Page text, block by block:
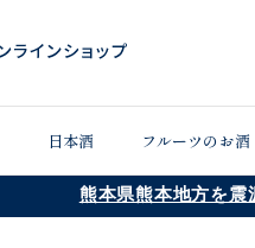
日本酒 フルーツのお酒
熊本県熊本地方を震